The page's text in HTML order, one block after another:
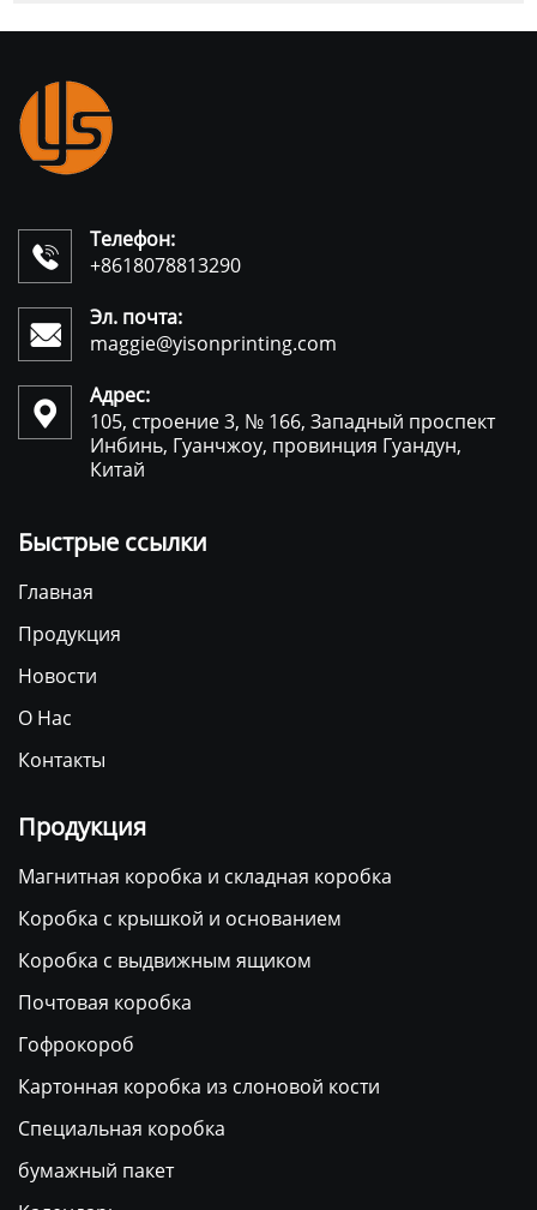

Телефон:
+8618078813290

Эл. почта:
maggie@yisonprinting.com

Адрес:
105, строение 3, № 166, Западный проспект
Инбинь, Гуанчжоу, провинция Гуандун,
Китай
Быстрые ссылки
Главная
Продукция
Новости
О Нас
Контакты
Продукция
Магнитная коробка и складная коробка
Коробка с крышкой и основанием
Коробка с выдвижным ящиком
Почтовая коробка
Гофрокороб
Картонная коробка из слоновой кости
Специальная коробка
бумажный пакет